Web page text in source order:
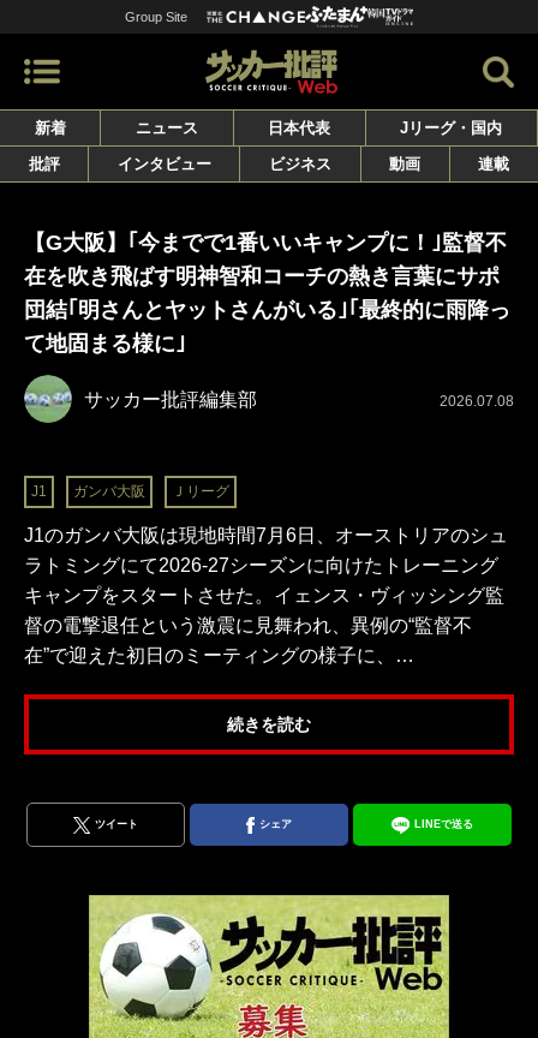
Group Site
新着 ニュース 日本代表
Jリーグ・国内
批評
インタビュー ビジネス 動画 連載
【G大阪】｢今までで1番いいキャンプに！｣監督不
在を吹き飛ばす明神智和コーチの熱き言葉にサポ
団結｢明さんとヤットさんがいる｣｢最終的に雨降っ
て地固まる様に｣
サッカー批評編集部 2026.07.08
J1 ガンバ大阪 Ｊリーグ
J1のガンバ大阪は現地時間7月6日、オーストリアのシュ
ラトミングにて2026-27シーズンに向けたトレーニング
キャンプをスタートさせた。イェンス・ヴィッシング監
督の電撃退任という激震に見舞われ、異例の“監督不
在”で迎えた初日のミーティングの様子に、…
続きを読む
ツイート シェア LINEで送る